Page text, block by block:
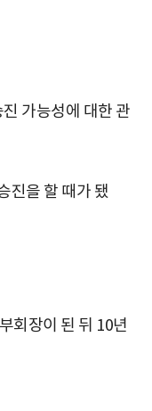
가능성에 대한 관
진을 할 때가 됐
회장이 된 뒤 10년